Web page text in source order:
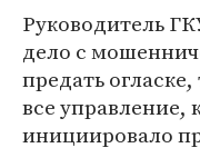
Руководитель
дело с
предать
все управление,
инициировало